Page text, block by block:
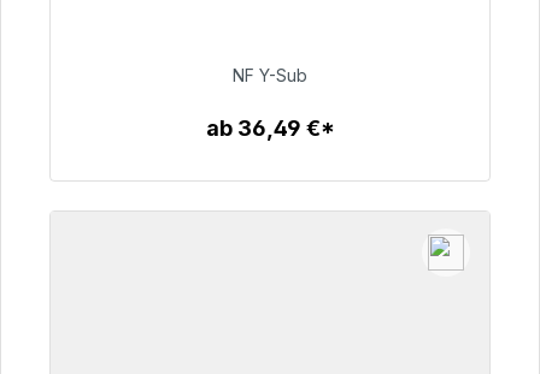
50,99 €
NF Y-Sub
ab 36,49 €*